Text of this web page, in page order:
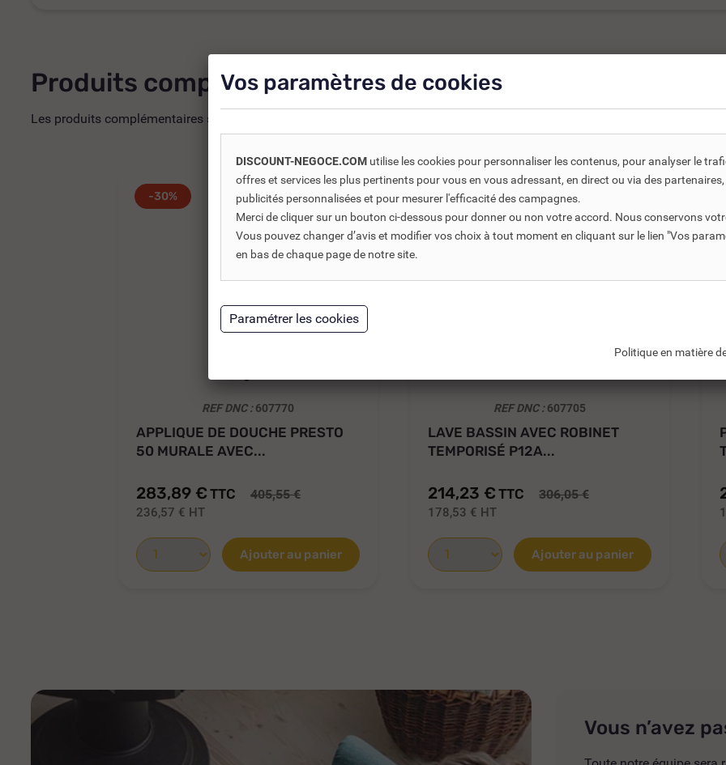
Produits complémentaires
Les produits complémentaires sont généralement des produits connexes ou associés. Ils vous permettent soit
-30%
REF DNC :607770
APPLIQUE DE DOUCHE PRESTO
50 MURALE AVEC...
283,89 € TTC 405,55 €
236,57 € HT
Ajouter au panier
-30%
REF DNC :607705
LAVE BASSIN AVEC ROBINET
TEMPORISÉ P12A...
214,23 € TTC 306,05 €
178,53 € HT
Ajouter au panier
Vous n’avez
Vos paramètres de cookies
DISCOUNT-NEGOCE.COM utilise les cookies pour personnaliser les contenus, pour analyser le
offres et services les plus pertinents pour vous en vous adressant, en direct ou via des
publicités personnalisées et pour mesurer l'efficacité des campagnes.
Merci de cliquer sur un bouton ci-dessous pour donner ou non votre accord. Nous conservons
Vous pouvez changer d’avis et modifier vos choix à tout moment en cliquant sur le lien "Vos
en bas de chaque page de notre site.
Politique en matière